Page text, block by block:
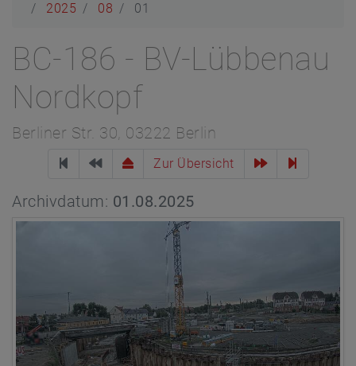
2025
08 01
BC-186 - BV-Lübbenau
Nordkopf
Berliner Str. 30, 03222 Berlin
Zur Übersicht
Archivdatum: 01.08.2025